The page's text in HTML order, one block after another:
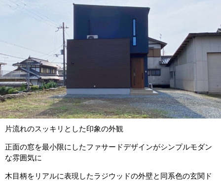
片流れのスッキリとした印象の外観
正面の窓を最小限にしたファサードデザインがシンプルモダン
な雰囲気に
木目柄をリアルに表現したラジウッドの外壁と同系色の玄関ド